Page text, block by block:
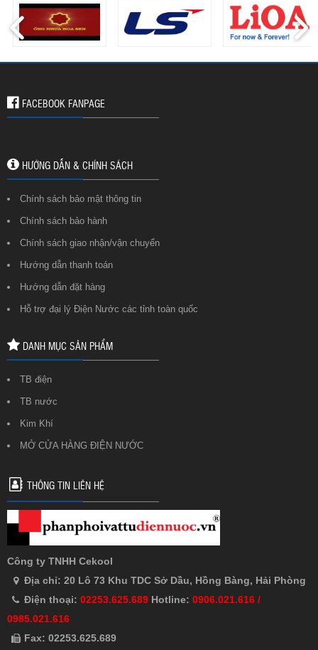
FACEBOOK FANPAGE
HƯỚNG DẪN & CHÍNH SÁCH
Chính sách bảo mật thông tin
Chính sách bảo hành
Chính sách giao nhận/vận chuyển
Hướng dẫn thanh toán
Hướng dẫn đặt hàng
Hỗ trợ đại lý Điện Nước các tỉnh toàn quốc
DANH MỤC SẢN PHẨM
TB điện
TB nước
Kim Khí
MỞ CỬA HÀNG ĐIỆN NƯỚC
THÔNG TIN LIÊN HỆ
Công ty TNHH Cekool
Địa chỉ: 20 Lô 73 Khu TDC Sở Dầu, Hồng Bàng, Hải Phòng
Điện thoại: 02253.625.689 Hotline: 0906.021.616 /
0985.021.616
Fax: 02253.625.689